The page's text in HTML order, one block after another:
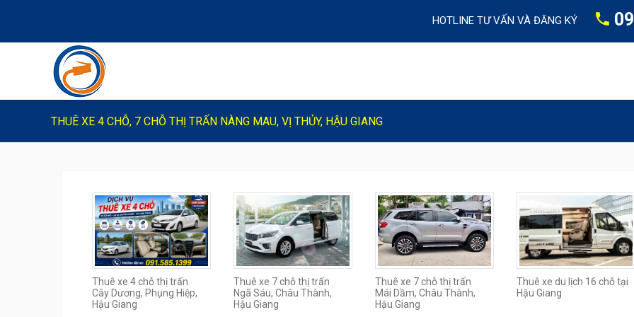
HOTLINE TƯ VẤN VÀ ĐĂNG KÝ
THUÊ XE 4 CHỖ, 7 CHỖ THỊ TRẤN NÀNG MAU, VỊ THỦY, HẬU GIANG
Thuê xe 4 chỗ thị trấn
Cây Dương, Phụng Hiệp,
Hậu Giang
Thuê xe 7 chỗ thị trấn
Ngã Sáu, Châu Thành,
Hậu Giang
Thuê xe 7 chỗ thị trấn
Mái Dầm, Châu Thành,
Hậu Giang
Thuê xe du lịch 16 chỗ tại
Hậu Giang